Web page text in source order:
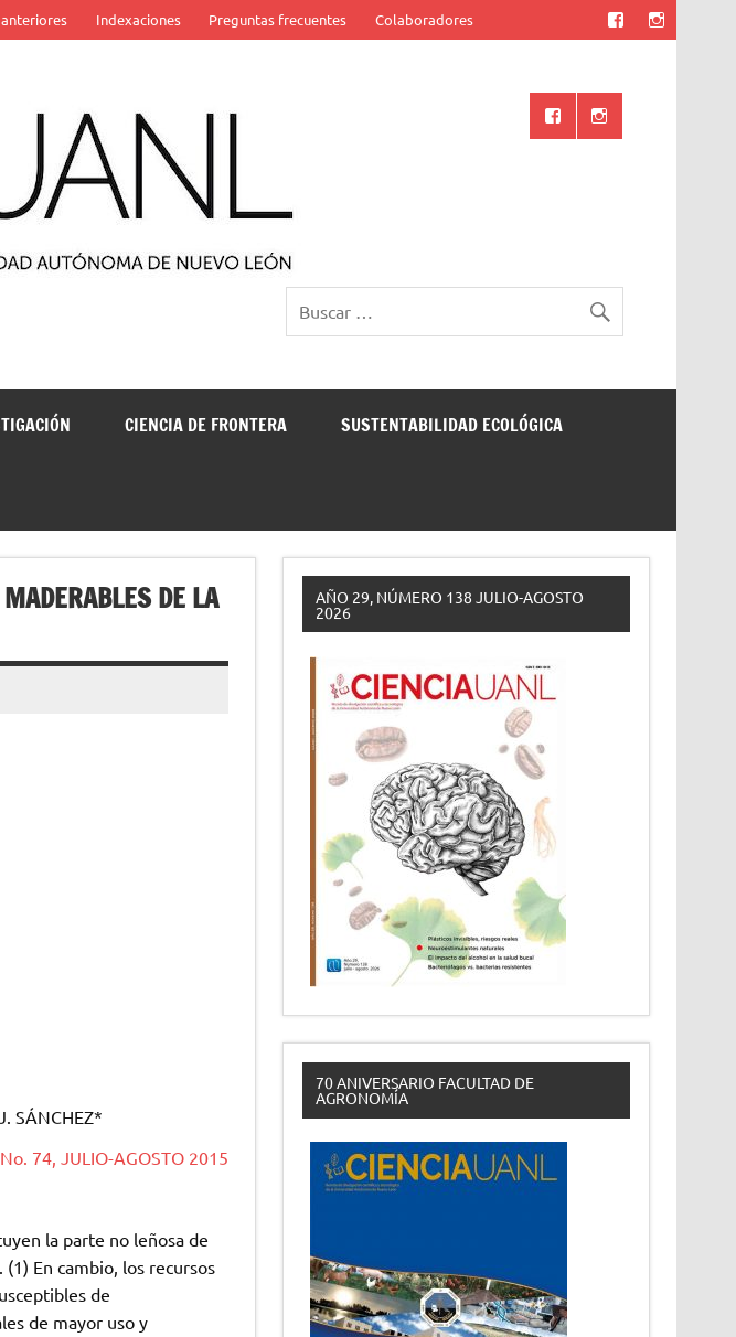
Indexaciones Preguntas frecuentes Colaboradores
Ciencia UANL
CIENCIA DE FRONTERA SUSTENTABILIDAD ECOLÓGICA
DE LA
SÁNCHEZ*
74, JULIO-AGOSTO 2015
la parte no leñosa de
En cambio, los recursos
de
de mayor uso y
AÑO 29, NÚMERO 138 JULIO-AGOSTO
2026
70 ANIVERSARIO FACULTAD DE
AGRONOMÍA